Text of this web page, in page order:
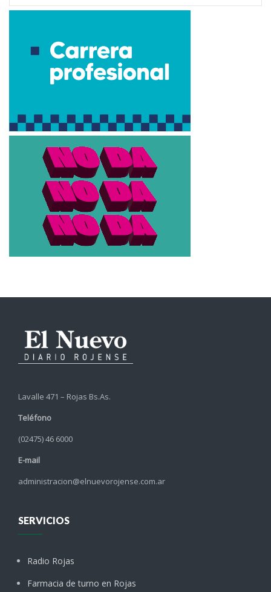
Lavalle 471 – Rojas Bs.As.
Teléfono
(02475) 46 6000
E-mail
administracion@elnuevorojense.com.ar
SERVICIOS
Radio Rojas
Farmacia de turno en Rojas